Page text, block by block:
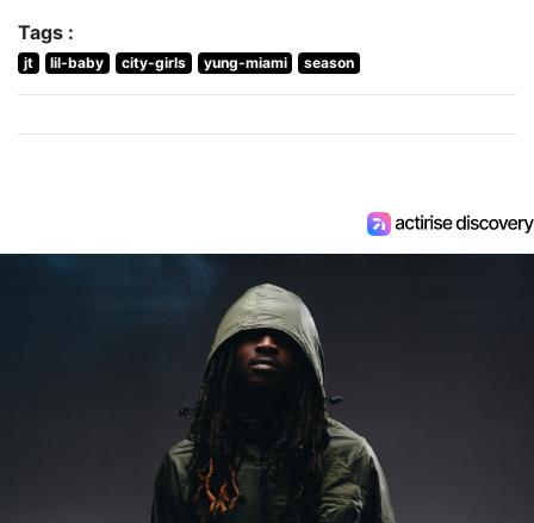
Tags :
jt lil-baby city-girls yung-miami season